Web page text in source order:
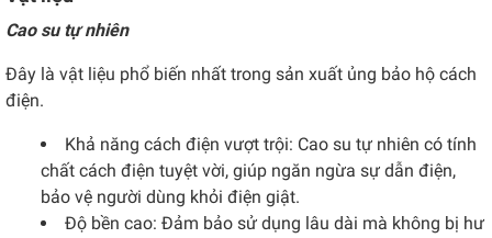
Cao su tự nhiên
Đây là vật liệu phổ biến nhất trong sản xuất ủng bảo hộ cách
điện.
Khả năng cách điện vượt trội: Cao su tự nhiên có tính
chất cách điện tuyệt vời, giúp ngăn ngừa sự dẫn điện,
bảo vệ người dùng khỏi điện giật.
Độ bền cao: Đảm bảo sử dụng lâu dài mà không bị hư